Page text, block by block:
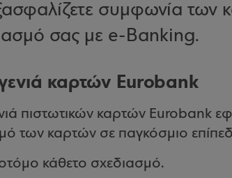
συμφωνία των
σας με e-Banking.
καρτών Eurobank
πιστωτικών καρτών Eurobank
των καρτών σε παγκόσμιο
κάθετο σχεδιασμό.